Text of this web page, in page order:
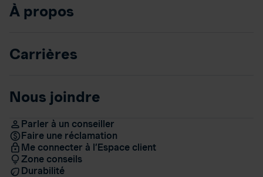
À propos
Carrières
Nous joindre
Parler à un conseiller
Faire une réclamation
Me connecter à l’Espace client
Zone conseils
Durabilité